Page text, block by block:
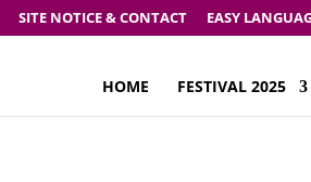
SITE NOTICE & CONTACT EASY
HOME FESTIVAL 2025